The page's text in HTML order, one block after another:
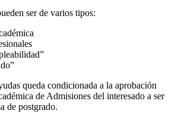
ser de varios tipos:
queda condicionada a la aprobación
de Admisiones del interesado a ser
de postgrado.